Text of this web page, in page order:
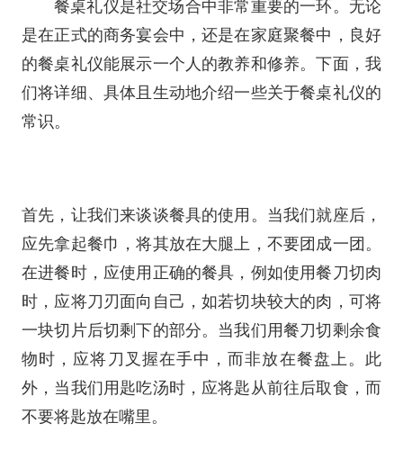
餐桌礼仪是社交场合中非常重要的一环。无论
是在正式的商务宴会中，还是在家庭聚餐中，良好
的餐桌礼仪能展示一个人的教养和修养。下面，我
们将详细、具体且生动地介绍一些关于餐桌礼仪的
常识。
首先，让我们来谈谈餐具的使用。当我们就座后，
应先拿起餐巾，将其放在大腿上，不要团成一团。
在进餐时，应使用正确的餐具，例如使用餐刀切肉
时，应将刀刃面向自己，如若切块较大的肉，可将
一块切片后切剩下的部分。当我们用餐刀切剩余食
物时，应将刀叉握在手中，而非放在餐盘上。此
外，当我们用匙吃汤时，应将匙从前往后取食，而
不要将匙放在嘴里。